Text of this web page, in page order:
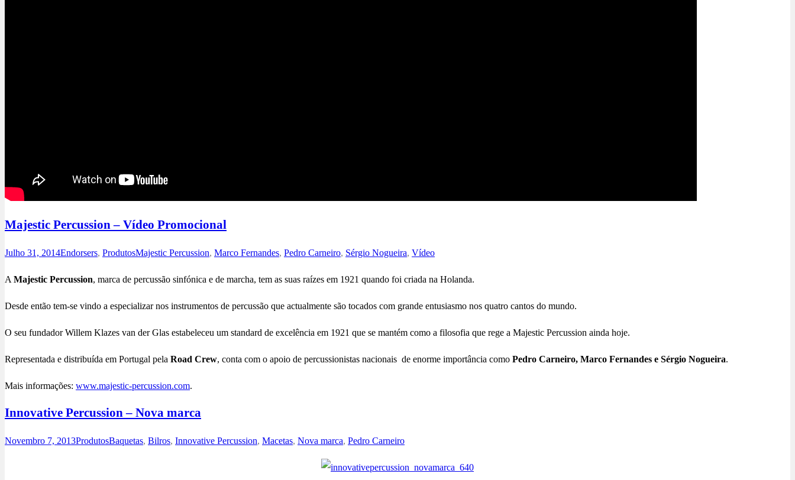
Majestic Percussion – Vídeo Promocional
Julho 31, 2014Endorsers, ProdutosMajestic Percussion, Marco Fernandes, Pedro Carneiro, Sérgio Nogueira, Vídeo
A Majestic Percussion, marca de percussão sinfónica e de marcha, tem as suas raízes em 1921 quando foi criada na Holanda.
Desde então tem-se vindo a especializar nos instrumentos de percussão que actualmente são tocados com grande entusiasmo nos quatro cantos do mundo.
O seu fundador Willem Klazes van der Glas estabeleceu um standard de excelência em 1921 que se mantém como a filosofia que rege a Majestic Percussion ainda hoje.
Representada e distribuída em Portugal pela Road Crew, conta com o apoio de percussionistas nacionais de enorme importância como Pedro Carneiro, Marco Fernandes e Sérgio Nogueira.
Mais informações: www.majestic-percussion.com.
Innovative Percussion – Nova marca
Novembro 7, 2013ProdutosBaquetas, Bilros, Innovative Percussion, Macetas, Nova marca, Pedro Carneiro